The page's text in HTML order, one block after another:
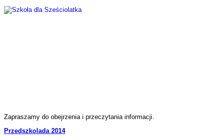
Zapraszamy do obejrzenia i przeczytania informacji.
Przedszkolada 2014